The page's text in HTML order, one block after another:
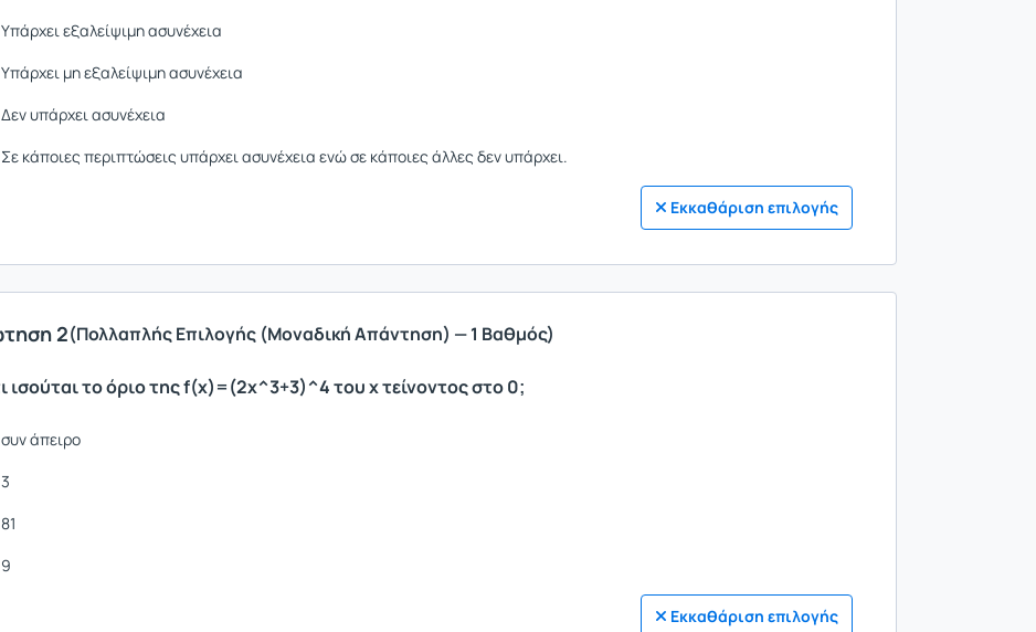
Υπάρχει εξαλείψιμη ασυνέχεια
Υπάρχει μη εξαλείψιμη ασυνέχεια
Δεν υπάρχει ασυνέχεια
Σε κάποιες περιπτώσεις υπάρχει ασυνέχεια ενώ σε κάποιες άλλες δεν υπάρχει.
Εκκαθάριση επιλογής
2(Πολλαπλής Επιλογής (Μοναδική Απάντηση) — 1 Βαθμός)
ισούται το όριο της f(x)=(2x^3+3)^4 του x τείνοντος στο 0;
συν άπειρο
3
81
9
Εκκαθάριση επιλογής